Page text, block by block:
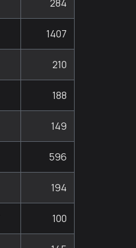
284
1407
210
188
149
596
194
100